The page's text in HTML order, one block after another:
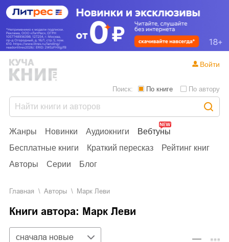
Жанры Новинки Аудиокниги
Вебтуны
Бесплатные книги
Краткий пересказ
Рейтинг книг
Авторы
Серии Блог
Поиск: По книге По автору
Войти
Главная Aвторы Марк Леви
Книги автора: Марк Леви
Сортировка
сначала новые